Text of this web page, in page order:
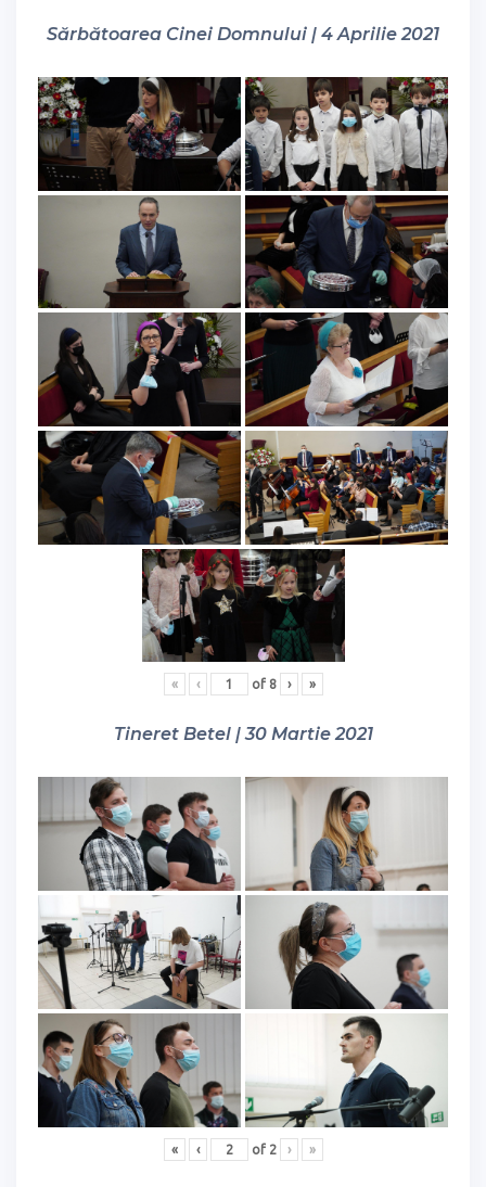
Sărbătoarea Cinei Domnului | 4 Aprilie 2021
« ‹ of 8 › »
Tineret Betel | 30 Martie 2021
« ‹ of 2 › »